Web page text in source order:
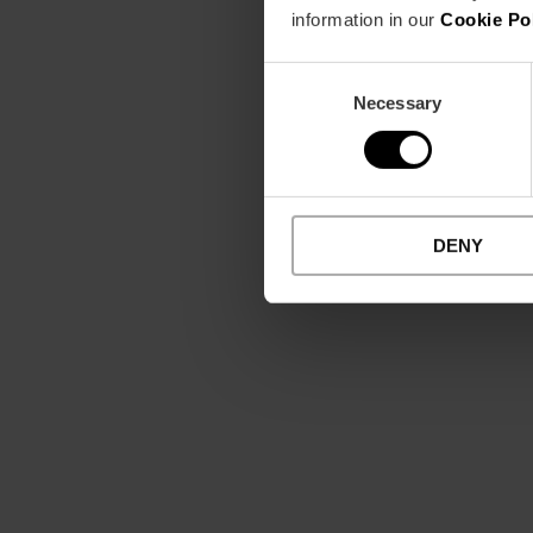
information in our Cookie
Necessary
DENY